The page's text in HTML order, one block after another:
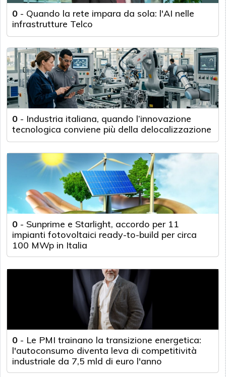
0 - Quando la rete impara da sola: l'AI nelle
infrastrutture Telco
0 - Industria italiana, quando l’innovazione
tecnologica conviene più della delocalizzazione
0 - Sunprime e Starlight, accordo per 11
impianti fotovoltaici ready-to-build per circa
100 MWp in Italia
0 - Le PMI trainano la transizione energetica:
l'autoconsumo diventa leva di competitività
industriale da 7,5 mld di euro l'anno